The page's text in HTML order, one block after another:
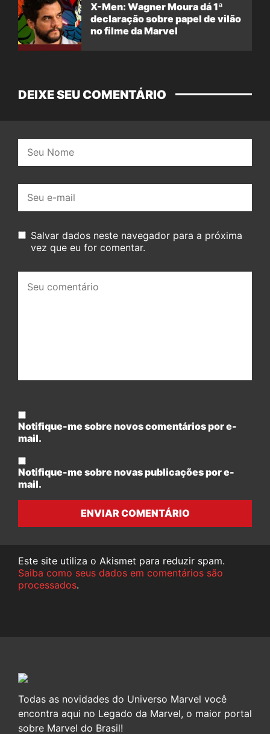
X-Men: Wagner Moura dá 1ª
declaração sobre papel de vilão
no filme da Marvel
DEIXE SEU COMENTÁRIO
mail:
Salvar dados neste navegador para a próxima
vez que eu for comentar.
comentário:
Notifique-me sobre novos comentários por e-
mail.
Notifique-me sobre novas publicações por e-
mail.
ENVIAR COMENTÁRIO
Este site utiliza o Akismet para reduzir spam.
Saiba como seus dados em comentários são
processados.
Todas as novidades do Universo Marvel você
encontra aqui no Legado da Marvel, o maior portal
sobre Marvel do Brasil!